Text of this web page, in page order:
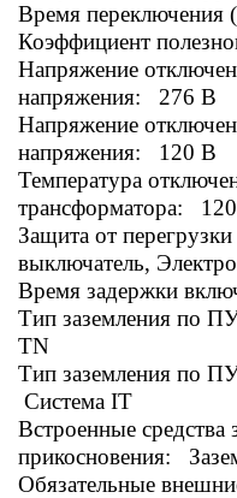
Время переключения
Коэффициент
Напряжение
напряжения: 276 В
Напряжение
напряжения: 120 В
Температура
трансформатора:
Защита от
выключатель,
Время задержки
Тип заземления по
TN
Тип заземления по
Система IT
Встроенные средства
прикосновения:
Обязательные